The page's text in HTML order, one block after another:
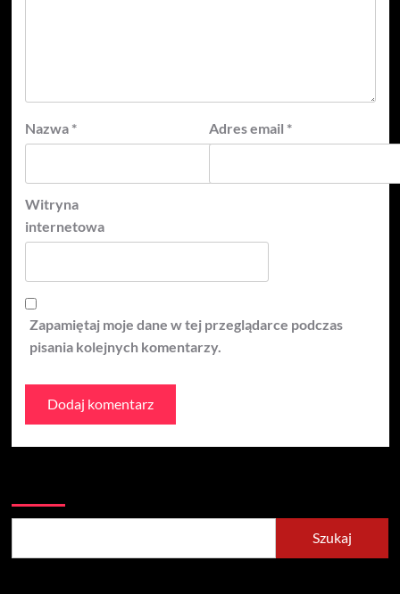
Nazwa * Adres email *
Witryna
internetowa
Zapamiętaj moje dane w tej przeglądarce podczas
pisania kolejnych komentarzy.
Szukaj